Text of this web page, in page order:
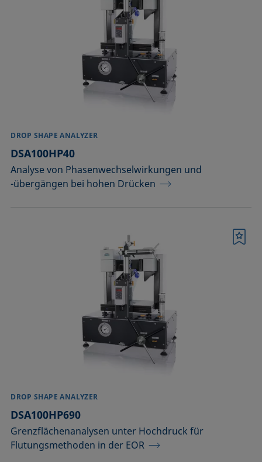
DROP SHAPE ANALYZER
DSA100HP40
Analyse von Phasenwechselwirkungen und
-übergängen bei hohen Drücken
DROP SHAPE ANALYZER
DSA100HP690
Grenzflächenanalysen unter Hochdruck für
Flutungsmethoden in der EOR